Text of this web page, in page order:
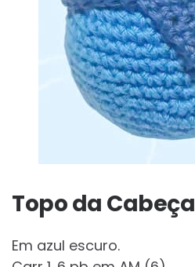
Topo da Cabeça
Em azul escuro.